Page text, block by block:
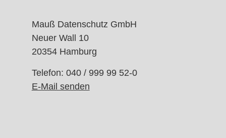
Mauß Datenschutz GmbH
Neuer Wall 10
20354 Hamburg
Telefon: 040 / 999 99 52-0
E-Mail senden